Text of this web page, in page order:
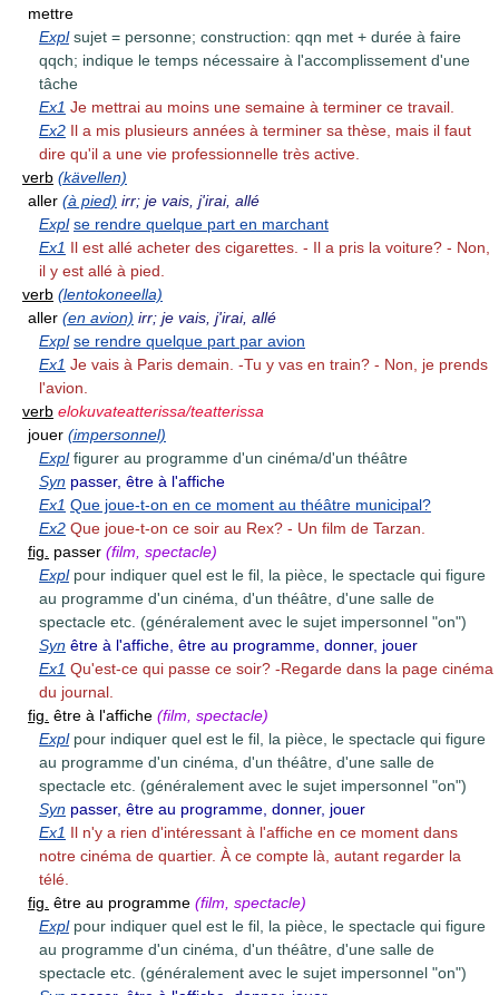
mettre
Expl sujet = personne; construction: qqn met + durée à faire
qqch; indique le temps nécessaire à l'accomplissement d'une
tâche
Ex1 Je mettrai au moins une semaine à terminer ce travail.
Ex2 Il a mis plusieurs années à terminer sa thèse, mais il faut
dire qu'il a une vie professionnelle très active.
verb (kävellen)
aller (à pied) irr; je vais, j'irai, allé
Expl se rendre quelque part en marchant
Ex1 Il est allé acheter des cigarettes. - Il a pris la voiture? - Non,
il y est allé à pied.
verb (lentokoneella)
aller (en avion) irr; je vais, j'irai, allé
Expl se rendre quelque part par avion
Ex1 Je vais à Paris demain. -Tu y vas en train? - Non, je prends
l'avion.
verb elokuvateatterissa/teatterissa
jouer (impersonnel)
Expl figurer au programme d'un cinéma/d'un théâtre
Syn passer, être à l'affiche
Ex1 Que joue-t-on en ce moment au théâtre municipal?
Ex2 Que joue-t-on ce soir au Rex? - Un film de Tarzan.
fig.
passer (film, spectacle)
Expl pour indiquer quel est le fil, la pièce, le spectacle qui figure
au programme d'un cinéma, d'un théâtre, d'une salle de
spectacle etc. (généralement avec le sujet impersonnel "on")
Syn être à l'affiche, être au programme, donner, jouer
Ex1 Qu'est-ce qui passe ce soir? -Regarde dans la page cinéma
du journal.
fig. être à l'affiche (film, spectacle)
Expl pour indiquer quel est le fil, la pièce, le spectacle qui figure
au programme d'un cinéma, d'un théâtre, d'une salle de
spectacle etc. (généralement avec le sujet impersonnel "on")
Syn passer, être au programme, donner, jouer
Ex1 Il n'y a rien d'intéressant à l'affiche en ce moment dans
notre cinéma de quartier. À ce compte là, autant regarder la
télé.
fig. être au programme (film, spectacle)
Expl pour indiquer quel est le fil, la pièce, le spectacle qui figure
au programme d'un cinéma, d'un théâtre, d'une salle de
spectacle etc. (généralement avec le sujet impersonnel "on")